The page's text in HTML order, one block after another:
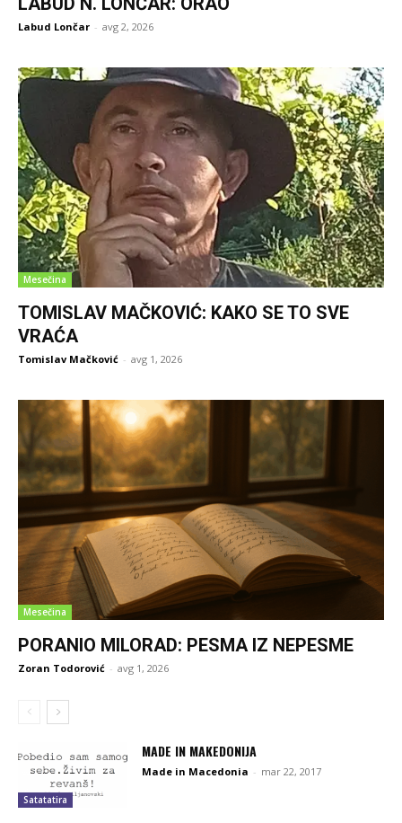
Labud Lončar - avg 2, 2026
Mesečina
TOMISLAV MAČKOVIĆ: KAKO SE TO SVE
VRAĆA
Tomislav Mačković - avg 1, 2026
Mesečina
PORANIO MILORAD: PESMA IZ NEPESME
Zoran Todorović - avg 1, 2026
Satatatira
MADE IN MAKEDONIJA
Made in Macedonia - mar 22, 2017